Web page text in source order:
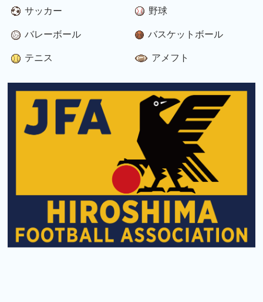
サッカー 野球
バレーボール バスケットボール
テニス アメフト